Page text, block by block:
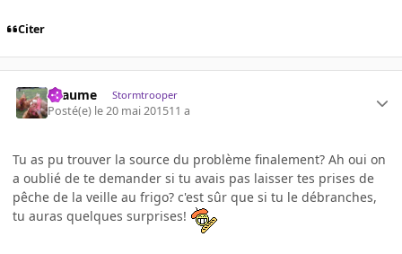
Citer
Lyaume Stormtrooper
Posté(e) le 20 mai 201511 a
Tu as pu trouver la source du problème finalement? Ah oui on
a oublié de te demander si tu avais pas laisser tes prises de
pêche de la veille au frigo? c'est sûr que si tu le débranches,
tu auras quelques surprises!